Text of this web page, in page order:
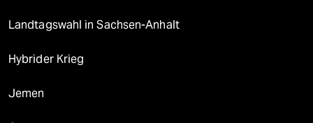
Landtagswahl in Sachsen-Anhalt
Hybrider Krieg
Jemen